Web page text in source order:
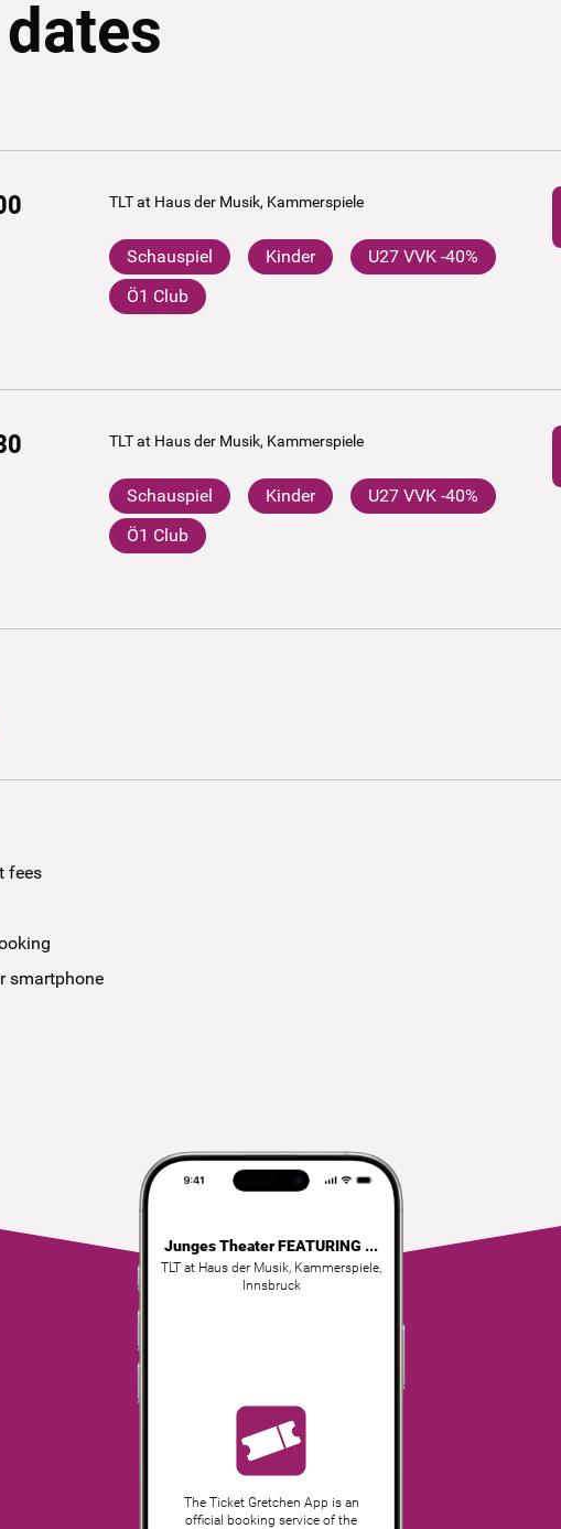
TLT at Haus der Musik, Kammerspiele
Schauspiel Kinder
U27 VVK -40%
Ö1 Club
TLT at Haus der Musik, Kammerspiele
Schauspiel Kinder
U27 VVK -40%
Ö1 Club
fees
smartphone
Junges Theater FEATURING ...
TLT at Haus der Musik, Kammerspiele,
Innsbruck
The Ticket Gretchen App is an
official booking service of the